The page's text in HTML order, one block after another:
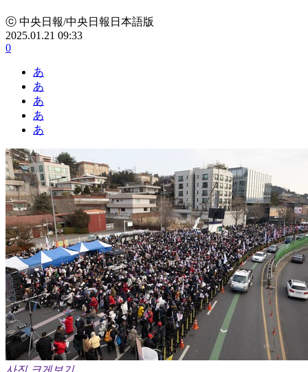
ⓒ 中央日報/中央日報日本語版
2025.01.21 09:33
0
あ
あ
あ
あ
あ
사진 크게보기